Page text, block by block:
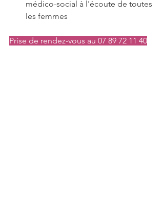
médico-social à l'écoute de toutes
les femmes
Prise de rendez-vous au 07 89 72 11 40